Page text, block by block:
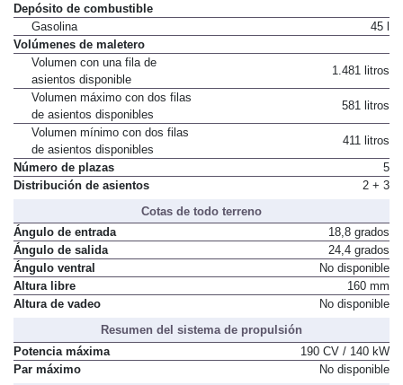
Depósito de combustible
Gasolina
45 l
Volúmenes de maletero
Volumen con una fila de
asientos disponible
1.481 litros
Volumen máximo con dos filas
de asientos disponibles
581 litros
Volumen mínimo con dos filas
de asientos disponibles
411 litros
Número de plazas
5
Distribución de asientos
2 + 3
Cotas de todo terreno
Ángulo de entrada
18,8 grados
Ángulo de salida
24,4 grados
Ángulo ventral
No disponible
Altura libre
160 mm
Altura de vadeo
No disponible
Resumen del sistema de propulsión
Potencia máxima
190 CV / 140 kW
Par máximo
No disponible